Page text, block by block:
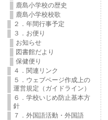
鹿島小学校の歴史
鹿島小学校校歌
２．年間行事予定
３．お便り
お知らせ
図書館だより
保健便り
４．関連リンク
５．ウェブページ作成上の
運営規定（ガイドライン）
６．学校いじめ防止基本方
針
７．外国語活動・外国語